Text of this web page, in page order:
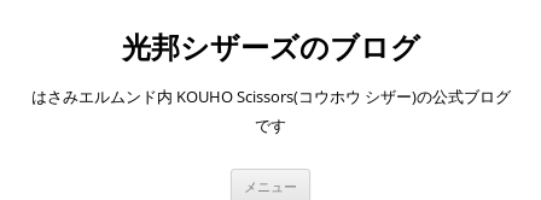
へ
ス
光邦シザーズのブログ
はさみエルムンド内 KOUHO Scissors(コウホウ シザー)の公式ブログ
です
メニュー